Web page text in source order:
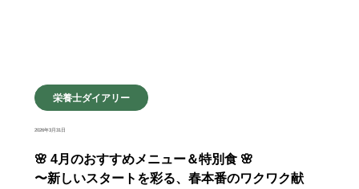
栄養士ダイアリー
2026年3月31日
🌸 4月のおすすめメニュー＆特別食 🌸
〜新しいスタートを彩る、春本番のワクワク献